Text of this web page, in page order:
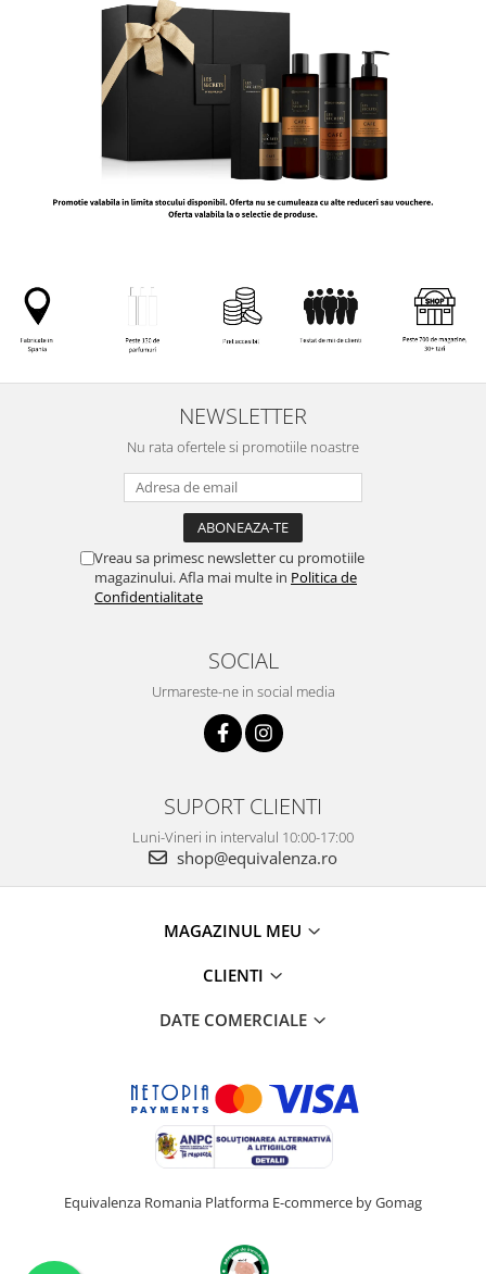
NEWSLETTER
Nu rata ofertele si promotiile noastre
Vreau sa primesc newsletter cu promotiile
magazinului. Afla mai multe in Politica de
Confidentialitate
SOCIAL
Urmareste-ne in social media
SUPORT CLIENTI
Luni-Vineri in intervalul 10:00-17:00
shop@equivalenza.ro
MAGAZINUL MEU
CLIENTI
DATE COMERCIALE
Equivalenza Romania Platforma E-commerce by Gomag